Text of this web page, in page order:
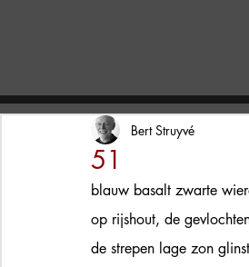
51
Bert Struyvé
blauw basalt zwarte
op rijshout, de
de strepen lage zon